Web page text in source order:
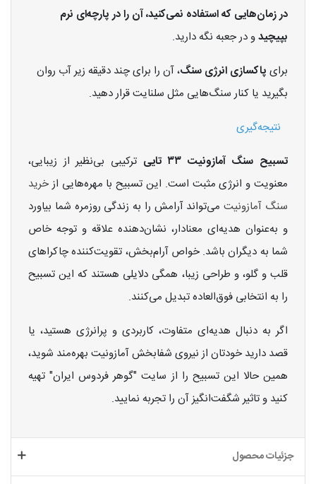
در زمان‌هایی که استفاده نمی‌کنید، آن را در پارچه‌ای نرم
بپیچیدو در جعبه نگه دارید.
برای پاکسازی انرژی سنگ، آن را برای چند دقیقه زیر آب روان
بگیرید یا کنار سنگ‌هایی مثل سلنایت قرار دهید.
نتیجه‌گیری
تسبیح سنگ آمازونیت ۳۳ تایی
ترکیبی بی‌نظیر از زیبایی،
معنویت و انرژی مثبت است. این تسبیح با مهره‌هایی ازخرید
سنگ آمازونیتمی‌تواند آرامش را به زندگی روزمره شما بیاورد
و به‌عنوان هدیه‌ای معنادار، نشان‌دهنده علاقه و توجه خاص
شما به دیگران باشد. خواص آرام‌بخش، تقویت‌کننده چاکراهای
قلب و گلو، و طراحی زیبا، همگی دلایلی هستند که این تسبیح
را به انتخابی فوق‌العاده تبدیل می‌کنند.
اگر به دنبال هدیه‌ای متفاوت، کاربردی و پرانرژی هستید، یا
قصد دارید خودتان از نیروی شفا‌بخش آمازونیت بهره‌مند شوید،
همین حالا این تسبیح را از سایت "گوهر فردوس ایران" تهیه
کنید و تاثیر شگفت‌انگیز آن را تجربه نمایید.
جزئیات محصول